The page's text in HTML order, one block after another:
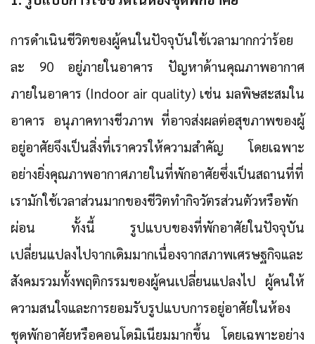
การดำเนินชีวิตของผู้คนในปัจจุบันใช้เวลามากกว่าร้อย
ละ 90 อยู่ภายในอาคาร ปัญหาด้านคุณภาพอากาศ
ภายในอาคาร (Indoor air quality) เช่น มลพิษสะสมใน
อาคาร อนุภาคทางชีวภาพ ที่อาจส่งผลต่อสุขภาพของผู้
อยู่อาศัยจึงเป็นสิ่งที่เราควรให้ความสำคัญ โดยเฉพาะ
อย่างยิ่งคุณภาพอากาศภายในที่พักอาศัยซึ่งเป็นสถานที่ที่
เรามักใช้เวลาส่วนมากของชีวิตทำกิจวัตรส่วนตัวหรือพัก
ผ่อน ทั้งนี้ รูปแบบของที่พักอาศัยในปัจจุบัน
เปลี่ยนแปลงไปจากเดิมมากเนื่องจากสภาพเศรษฐกิจและ
สังคมรวมทั้งพฤติกรรมของผู้คนเปลี่ยนแปลงไป ผู้คนให้
ความสนใจและการยอมรับรูปแบบการอยู่อาศัยในห้อง
ชุดพักอาศัยหรือคอนโดมิเนียมมากขึ้น โดยเฉพาะอย่าง